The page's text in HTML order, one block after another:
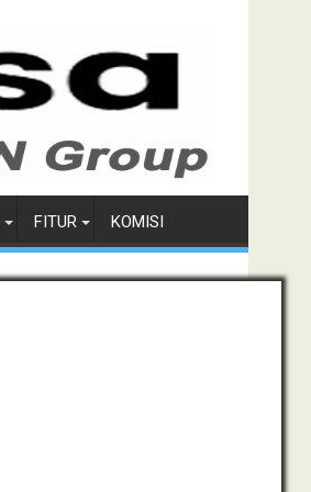
FITUR KOMISI